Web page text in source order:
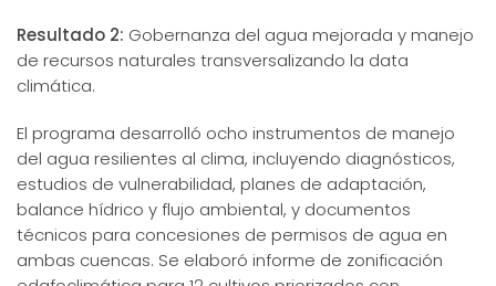
Resultado 2: Gobernanza del agua mejorada y manejo
de recursos naturales transversalizando la data
climática.
El programa desarrolló ocho instrumentos de manejo
del agua resilientes al clima, incluyendo diagnósticos,
estudios de vulnerabilidad, planes de adaptación,
balance hídrico y flujo ambiental, y documentos
técnicos para concesiones de permisos de agua en
ambas cuencas. Se elaboró informe de zonificación